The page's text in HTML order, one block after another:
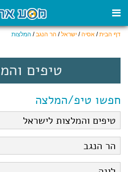
דף הבית/ אסיה/ ישראל/ הר הנגב/ המלצות
טיפים
חפשו טיפ/המלצה